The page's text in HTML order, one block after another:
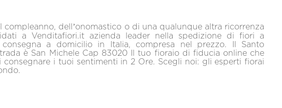
compleanno, dell’onomastico o di una qualunque altra ricorrenza
a Venditafiori.it azienda leader nella spedizione di fiori a
consegna a domicilio in Italia, compresa nel prezzo. Il Santo
è San Michele Cap 83020 Il tuo fioraio di fiducia online che
i tuoi sentimenti in 2 Ore. Scegli noi: gli esperti fiorai